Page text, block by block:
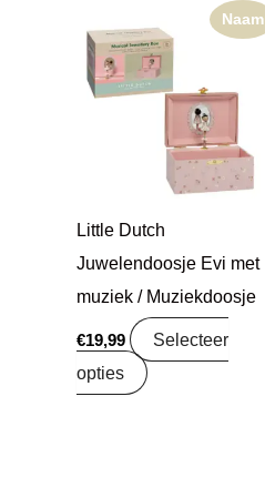
Naam
Little Dutch
Juwelendoosje Evi met
muziek / Muziekdoosje
€19,99
Selecteer
opties